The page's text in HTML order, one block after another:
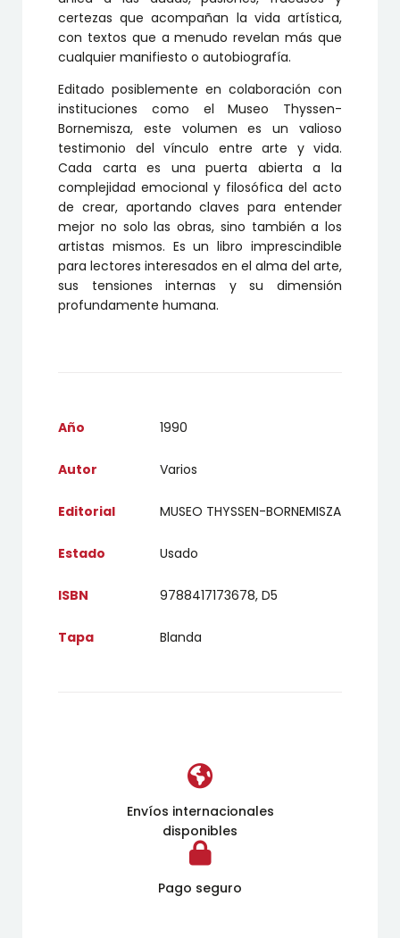
certezas que acompañan la vida artística,
con textos que a menudo revelan más que
cualquier manifiesto o autobiografía.
Editado posiblemente en colaboración con
instituciones como el Museo Thyssen-
Bornemisza, este volumen es un valioso
testimonio del vínculo entre arte y vida.
Cada carta es una puerta abierta a la
complejidad emocional y filosófica del acto
de crear, aportando claves para entender
mejor no solo las obras, sino también a los
artistas mismos. Es un libro imprescindible
para lectores interesados en el alma del arte,
sus tensiones internas y su dimensión
profundamente humana.
Año 1990
Autor Varios
Editorial MUSEO THYSSEN-BORNEMISZA
Estado Usado
ISBN 9788417173678, D5
Tapa Blanda
Envíos internacionales
disponibles
Pago seguro